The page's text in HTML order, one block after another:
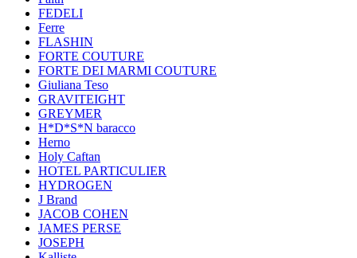
FEDELI
Ferre
FLASHIN
FORTE COUTURE
FORTE DEI MARMI COUTURE
Giuliana Teso
GRAVITEIGHT
GREYMER
H*D*S*N baracco
Herno
Holy Caftan
HOTEL PARTICULIER
HYDROGEN
J Brand
JACOB COHEN
JAMES PERSE
JOSEPH